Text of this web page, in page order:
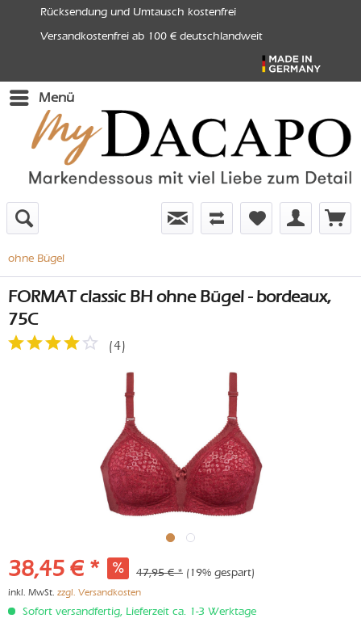
Rücksendung und Umtausch kostenfrei
Versandkostenfrei ab 100 € deutschlandweit
Menü
ohne Bügel
FORMAT classic BH ohne Bügel - bordeaux,
75C
(4)
38,45 € * 47,95 € * (19% gespart)
inkl. MwSt. zzgl. Versandkosten
Sofort versandfertig, Lieferzeit ca. 1-3 Werktage